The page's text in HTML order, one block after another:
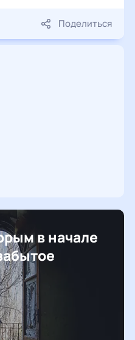
Поделиться
в начале